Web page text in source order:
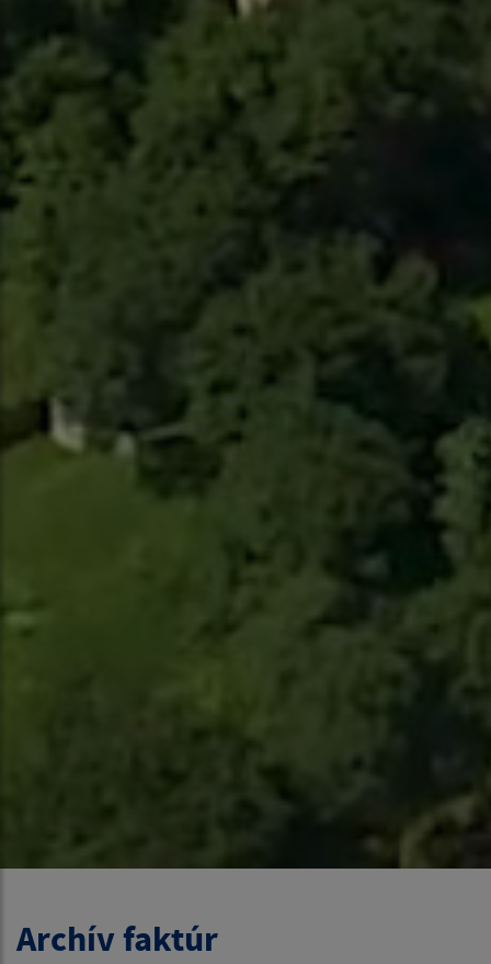
Archív faktúr